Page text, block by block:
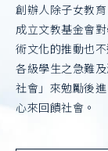
創辦人除子女教
成立文教基金會
術文化的推動也
各級學生之急難
社會」來勉勵後
心來回饋社會。